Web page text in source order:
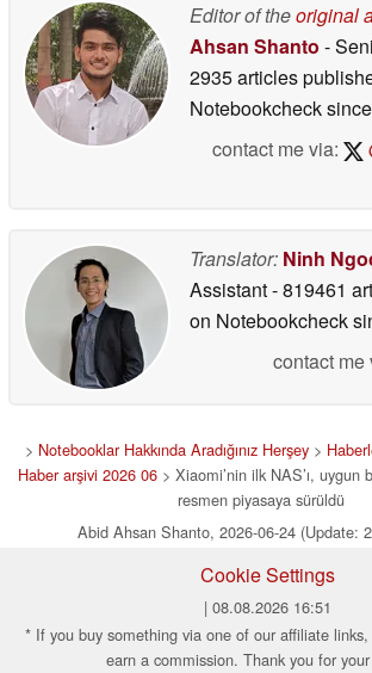
Editor of theoriginal
Ahsan Shanto -
2935 articles
Notebookcheck
contact me via:
Translator: Ninh
Assistant- 819461
on Notebookcheck
contact me
> Notebooklar Hakkında Aradığınız Herşey >
Haber arşivi 2026 06> Xiaomi’nin ilk NAS’ı, uygun
resmen piyasaya sürüldü
Abid Ahsan Shanto, 2026-06-24 (Update:
Cookie Settings
| 08.08.2026 16:51
* If you buy something via one of our affiliate
earn a commission. Thank you for